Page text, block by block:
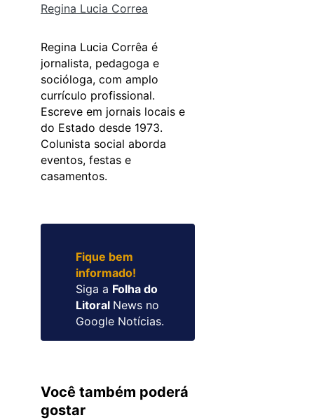
Regina Lucia Correa
Regina Lucia Corrêa é
jornalista, pedagoga e
socióloga, com amplo
currículo profissional.
Escreve em jornais locais e
do Estado desde 1973.
Colunista social aborda
eventos, festas e
casamentos.
Fique bem
informado!
Siga a Folha do
Litoral News no
Google Notícias.
Você também poderá
gostar